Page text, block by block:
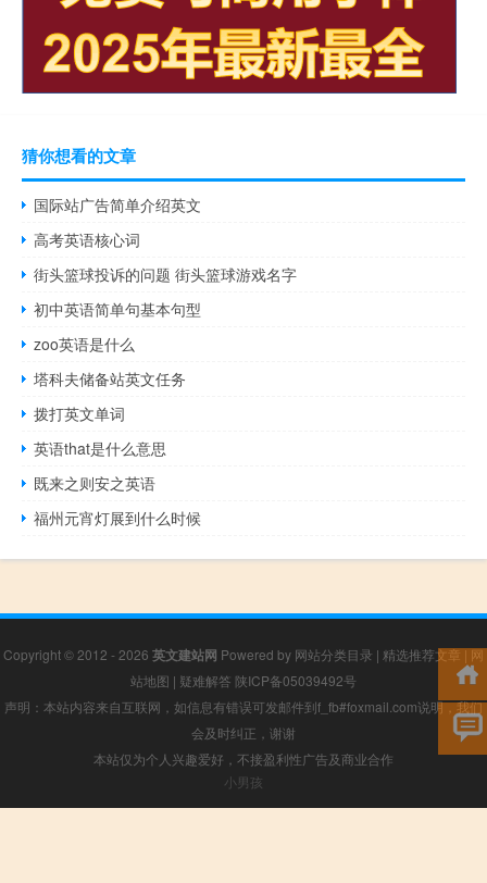
猜你想看的文章
国际站广告简单介绍英文
高考英语核心词
街头篮球投诉的问题 街头篮球游戏名字
初中英语简单句基本句型
zoo英语是什么
塔科夫储备站英文任务
拨打英文单词
英语that是什么意思
既来之则安之英语
福州元宵灯展到什么时候
Copyright © 2012 - 2026 英文建站网 Powered by 网站分类目录 | 精选推荐文章|网
站地图 | 疑难解答 陕ICP备05039492号
声明：本站内容来自互联网，如信息有错误可发邮件到f_fb#foxmail.com说明，我们
会及时纠正，谢谢
本站仅为个人兴趣爱好，不接盈利性广告及商业合作
小男孩